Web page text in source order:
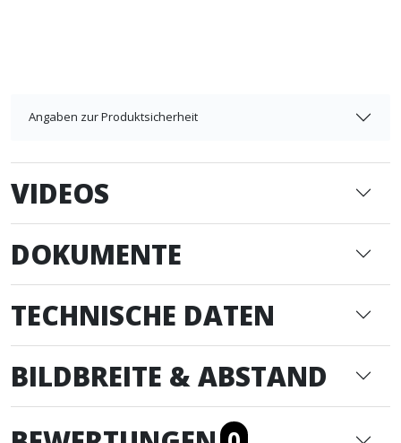
Angaben zur Produktsicherheit
VIDEOS
DOKUMENTE
TECHNISCHE DATEN
BILDBREITE & ABSTAND